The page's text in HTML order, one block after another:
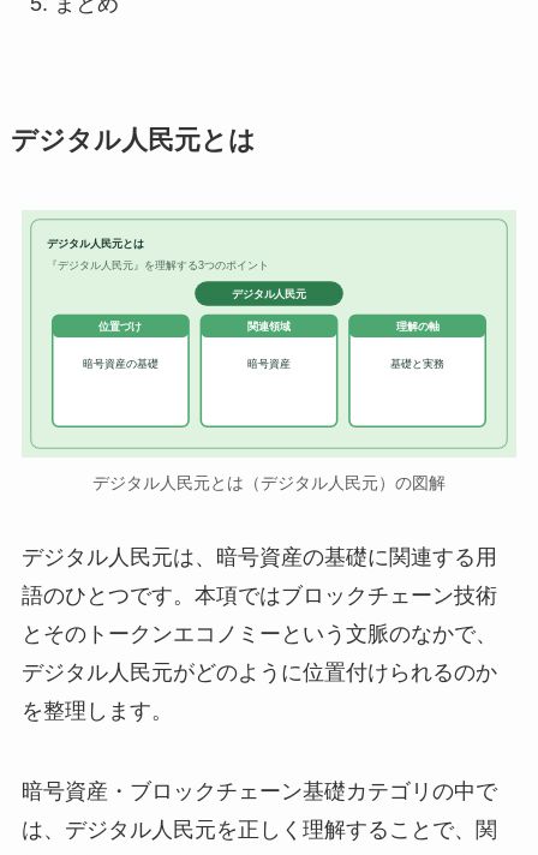
デジタル人民元とは
デジタル人民元とは
『デジタル人民元』を理解する3つのポイント
デジタル人民元
位置づけ
暗号資産の基礎
関連領域
暗号資産
理解の軸
基礎と実務
デジタル人民元とは（デジタル人民元）の図解
デジタル人民元は、暗号資産の基礎に関連する用
語のひとつです。本項ではブロックチェーン技術
とそのトークンエコノミーという文脈のなかで、
デジタル人民元がどのように位置付けられるのか
を整理します。
暗号資産・ブロックチェーン基礎カテゴリの中で
は、デジタル人民元を正しく理解することで、関